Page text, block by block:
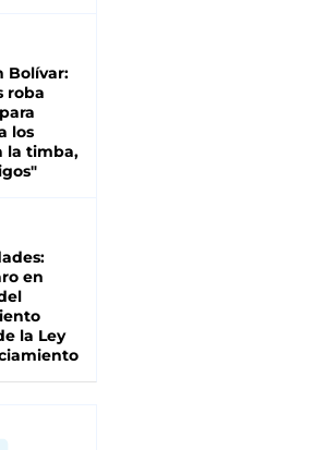
Bolívar:
roba
los
la timba,
en
la Ley